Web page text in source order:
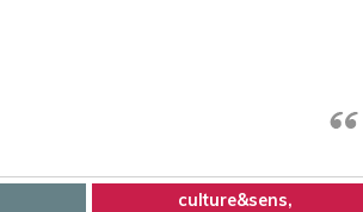
culture&sens,